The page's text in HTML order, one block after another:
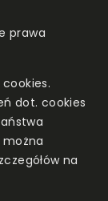
prawa
dot. cookies
na